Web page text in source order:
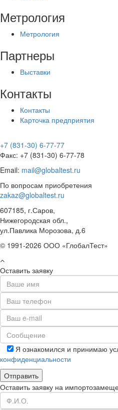
Метрология
Метрология
Партнеры
Выставки
Контакты
Контакты
Карточка предприятия
+7 (831-30) 6-77-77
Факс: +7 (831-30) 6-77-78
Email: mail@globaltest.ru
По вопросам приобретения
zakaz@globaltest.ru
607185, г.Саров,
Нижегородская обл.,
ул.Павлика Морозова, д.6
© 1991-2026 ООО «ГлобалТест»
Оставить заявку
Я ознакомился и принимаю
конфиденциальности
Оставить заявку на